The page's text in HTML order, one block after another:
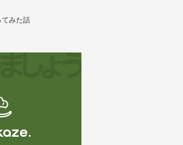
てみた話